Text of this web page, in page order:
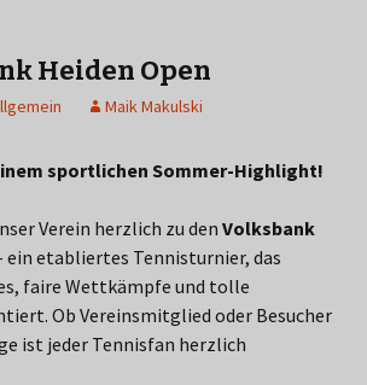
Heiden Open
Maik Makulski
sportlichen Sommer-Highlight!
Verein herzlich zu den Volksbank
ein etabliertes Tennisturnier, das
faire Wettkämpfe und tolle
Ob Vereinsmitglied oder Besucher
ist jeder Tennisfan herzlich